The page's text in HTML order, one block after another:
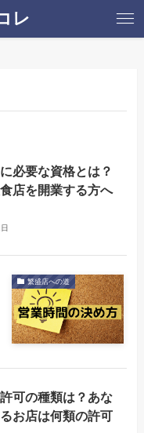
レ
必要な資格とは？
店を開業する方へ
繁盛店への道
可の種類は？あな
お店は何類の許可